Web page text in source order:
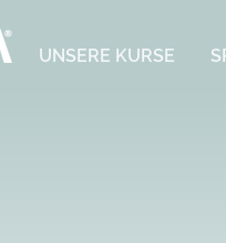
UNSERE KURSE